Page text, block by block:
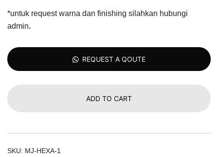
*untuk request warna dan finishing silahkan hubungi
admin.
REQUEST A QOUTE
ADD TO CART
SKU: MJ-HEXA-1